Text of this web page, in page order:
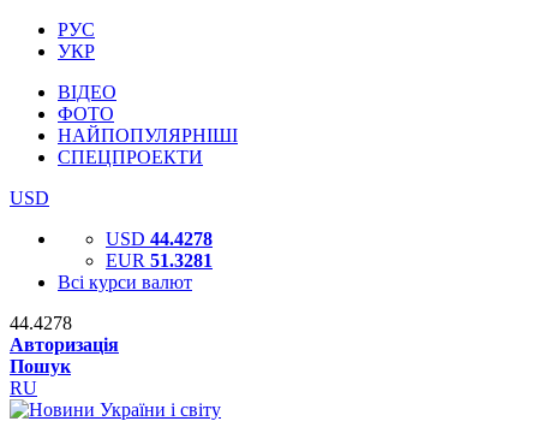
РУС
УКР
ВІДЕО
ФОТО
НАЙПОПУЛЯРНІШІ
СПЕЦПРОЕКТИ
USD
USD 44.4278
EUR 51.3281
Всі курси валют
44.4278
Авторизація
Пошук
RU